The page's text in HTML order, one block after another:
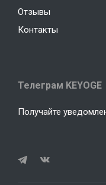
Отзывы
Контакты
Телеграм KEYOGE
Получайте